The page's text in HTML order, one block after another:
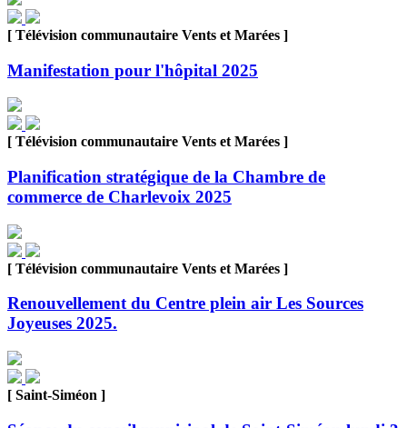
[ Télévision communautaire Vents et Marées ]
Manifestation pour l'hôpital 2025
[ Télévision communautaire Vents et Marées ]
Planification stratégique de la Chambre de
commerce de Charlevoix 2025
[ Télévision communautaire Vents et Marées ]
Renouvellement du Centre plein air Les Sources
Joyeuses 2025.
[ Saint-Siméon ]